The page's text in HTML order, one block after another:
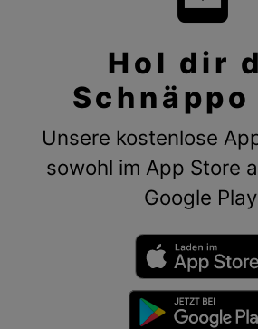
Hol dir
Schnäppo
Unsere kostenlose
sowohl im App Store
Google